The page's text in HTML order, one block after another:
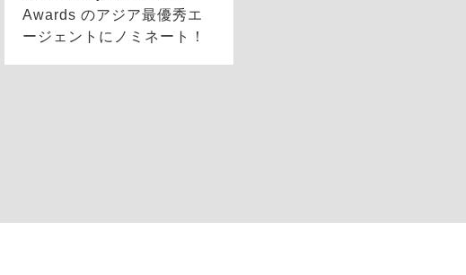
Awards のアジア最優秀エ
ージェントにノミネート！